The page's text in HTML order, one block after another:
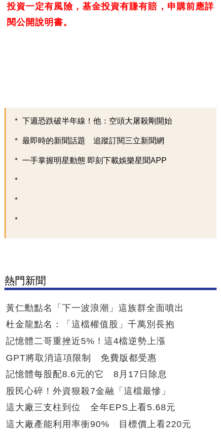
投資一定有風險，基金投資有賺有賠，申購前應詳
閱公開說明書。
下週恐跌破半年線！他：空頭大屠殺剛開始
最即時的新聞話題 追蹤訂閱三立新聞網
一手掌握明星動態 即刻下載娛樂星聞APP
熱門新聞
黃仁勳點名「下一波浪潮」這族群全面噴出
杜金龍點名：「這檔權值股」千萬別長抱
記憶體二哥重挫近5%！這4檔逆勢上漲
GPT將取消這項限制 免費版都受惠
記憶體每股配8.6元的它 8月17日除息
股民心碎！外資狠殺7金融「這檔最慘」
這大廠三支柱到位 全年EPS上看5.68元
這大廠產能利用率衝90% 目標價上看220元